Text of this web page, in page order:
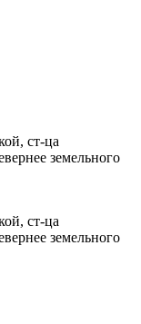
ст-ца
земельного
ст-ца
земельного